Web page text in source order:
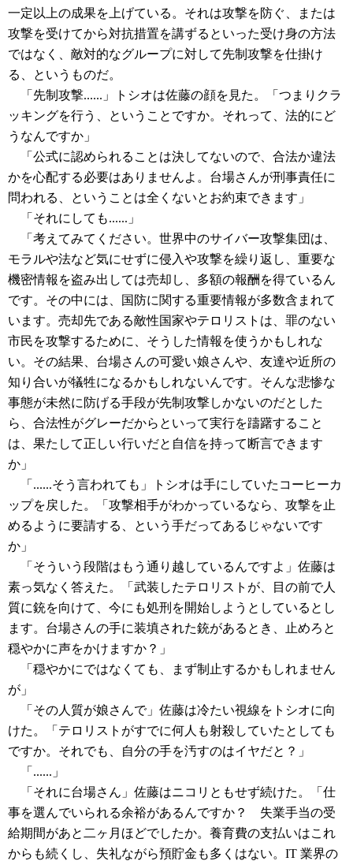
一定以上の成果を上げている。それは攻撃を防ぐ、または
攻撃を受けてから対抗措置を講ずるといった受け身の方法
ではなく、敵対的なグループに対して先制攻撃を仕掛け
る、というものだ。
「先制攻撃......」トシオは佐藤の顔を見た。「つまりクラ
ッキングを行う、ということですか。それって、法的にど
うなんですか」
「公式に認められることは決してないので、合法か違法
かを心配する必要はありませんよ。台場さんが刑事責任に
問われる、ということは全くないとお約束できます」
「それにしても......」
「考えてみてください。世界中のサイバー攻撃集団は、
モラルや法など気にせずに侵入や攻撃を繰り返し、重要な
機密情報を盗み出しては売却し、多額の報酬を得ているん
です。その中には、国防に関する重要情報が多数含まれて
います。売却先である敵性国家やテロリストは、罪のない
市民を攻撃するために、そうした情報を使うかもしれな
い。その結果、台場さんの可愛い娘さんや、友達や近所の
知り合いが犠牲になるかもしれないんです。そんな悲惨な
事態が未然に防げる手段が先制攻撃しかないのだとした
ら、合法性がグレーだからといって実行を躊躇すること
は、果たして正しい行いだと自信を持って断言できます
か」
「......そう言われても」トシオは手にしていたコーヒーカ
ップを戻した。「攻撃相手がわかっているなら、攻撃を止
めるように要請する、という手だってあるじゃないです
か」
「そういう段階はもう通り越しているんですよ」佐藤は
素っ気なく答えた。「武装したテロリストが、目の前で人
質に銃を向けて、今にも処刑を開始しようとしているとし
ます。台場さんの手に装填された銃があるとき、止めろと
穏やかに声をかけますか？」
「穏やかにではなくても、まず制止するかもしれません
が」
「その人質が娘さんで」佐藤は冷たい視線をトシオに向
けた。「テロリストがすでに何人も射殺していたとしても
ですか。それでも、自分の手を汚すのはイヤだと？」
「......」
「それに台場さん」佐藤はニコリともせず続けた。「仕
事を選んでいられる余裕があるんですか？ 失業手当の受
給期間があと二ヶ月ほどでしたか。養育費の支払いはこれ
からも続くし、失礼ながら預貯金も多くはない。IT 業界の